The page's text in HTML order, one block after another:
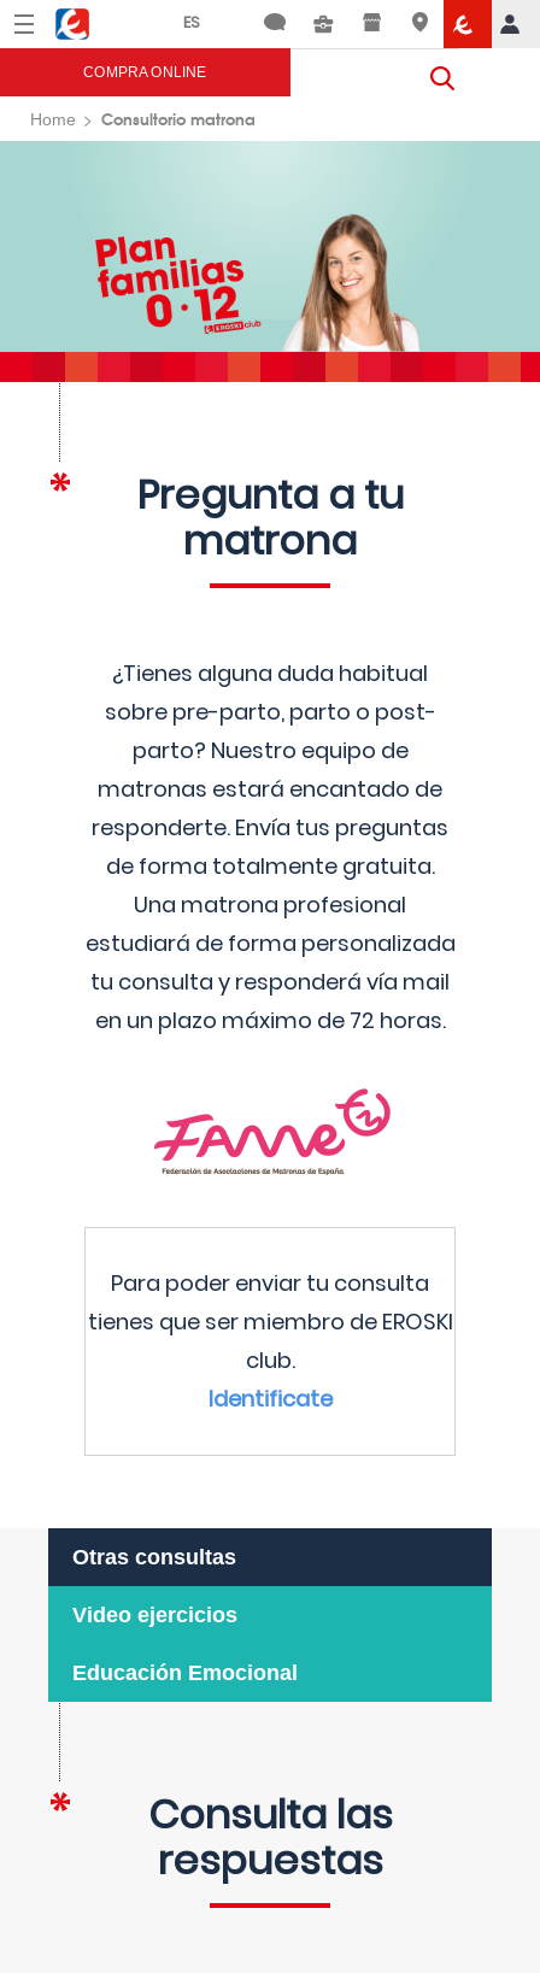
Menú Eroski
COMPRA ONLINE
Home Consultorio matrona
Pregunta a tu
matrona
¿Tienes alguna duda habitual
sobre pre-parto, parto o post-
parto? Nuestro equipo de
matronas estará encantado de
responderte. Envía tus preguntas
de forma totalmente gratuita.
Una matrona profesional
estudiará de forma personalizada
tu consulta y responderá vía mail
en un plazo máximo de 72 horas.
Para poder enviar tu consulta
tienes que ser miembro de EROSKI
club.
Identificate
Otras consultas
Video ejercicios
Educación Emocional
Consulta las
respuestas